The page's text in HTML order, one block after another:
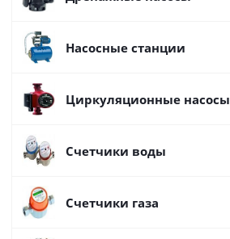
Насосные станции
Циркуляционные насосы
Счетчики воды
Счетчики газа